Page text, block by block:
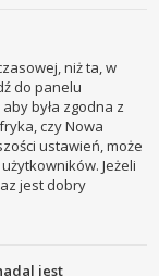
niż ta, w
do panelu
była zgodna z
czy Nowa
ustawień, może
Jeżeli
jest dobry
jest